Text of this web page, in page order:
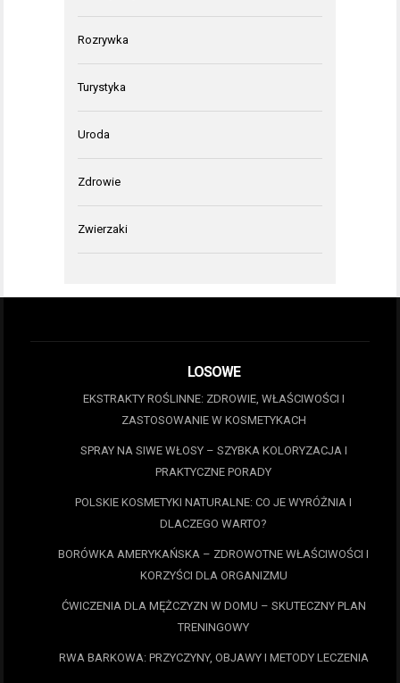
Rozrywka
Turystyka
Uroda
Zdrowie
Zwierzaki
LOSOWE
EKSTRAKTY ROŚLINNE: ZDROWIE, WŁAŚCIWOŚCI I
ZASTOSOWANIE W KOSMETYKACH
SPRAY NA SIWE WŁOSY – SZYBKA KOLORYZACJA I
PRAKTYCZNE PORADY
POLSKIE KOSMETYKI NATURALNE: CO JE WYRÓŻNIA I
DLACZEGO WARTO?
BORÓWKA AMERYKAŃSKA – ZDROWOTNE WŁAŚCIWOŚCI I
KORZYŚCI DLA ORGANIZMU
ĆWICZENIA DLA MĘŻCZYZN W DOMU – SKUTECZNY PLAN
TRENINGOWY
RWA BARKOWA: PRZYCZYNY, OBJAWY I METODY LECZENIA